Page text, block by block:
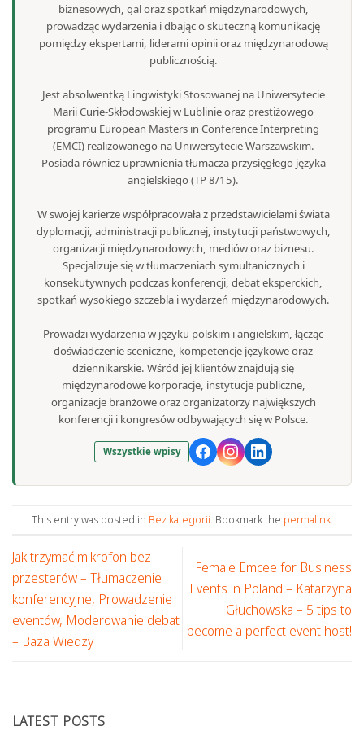
biznesowych, gal oraz spotkań międzynarodowych,
prowadząc wydarzenia i dbając o skuteczną komunikację
pomiędzy ekspertami, liderami opinii oraz międzynarodową
publicznością.
Jest absolwentką Lingwistyki Stosowanej na Uniwersytecie
Marii Curie-Skłodowskiej w Lublinie oraz prestiżowego
programu European Masters in Conference Interpreting
(EMCI) realizowanego na Uniwersytecie Warszawskim.
Posiada również uprawnienia tłumacza przysięgłego języka
angielskiego (TP 8/15).
W swojej karierze współpracowała z przedstawicielami świata
dyplomacji, administracji publicznej, instytucji państwowych,
organizacji międzynarodowych, mediów oraz biznesu.
Specjalizuje się w tłumaczeniach symultanicznych i
konsekutywnych podczas konferencji, debat eksperckich,
spotkań wysokiego szczebla i wydarzeń międzynarodowych.
Prowadzi wydarzenia w języku polskim i angielskim, łącząc
doświadczenie sceniczne, kompetencje językowe oraz
dziennikarskie. Wśród jej klientów znajdują się
międzynarodowe korporacje, instytucje publiczne,
organizacje branżowe oraz organizatorzy największych
konferencji i kongresów odbywających się w Polsce.
Wszystkie wpisy
This entry was posted in Bez kategorii. Bookmark the permalink.
Jak trzymać mikrofon bez
przesterów – Tłumaczenie
konferencyjne, Prowadzenie
eventów, Moderowanie debat
– Baza Wiedzy
Female Emcee for Business
Events in Poland – Katarzyna
Głuchowska – 5 tips to
become a perfect event host!
LATEST POSTS